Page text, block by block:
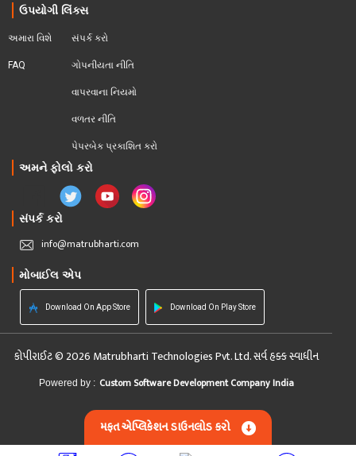
ઉપયોગી લિંક્સ
અમારા વિશે
FAQ
સંપર્ક કરો
ગોપનીયતા નીતિ
વાપરવાના નિયમો
વળતર નીતિ
પેપરબેક પ્રકાશિત કરો
અમને ફોલો કરો
સંપર્ક કરો
info@matrubharti.com
મોબાઈલ એપ
Download On App Store Download On Play Store
કોપીરાઈટ © 2026 Matrubharti Technologies Pvt. Ltd. સર્વ હક્ક સ્વાધીન
Powered by : Custom Software Development Company India
મફત એપ્લિકેશન ડાઉનલોડ કરો